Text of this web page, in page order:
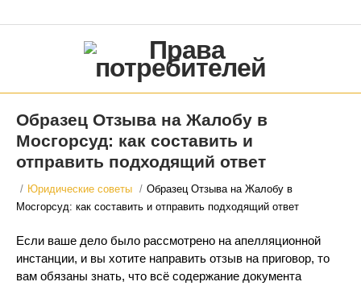
Образец Отзыва на Жалобу в
Мосгорсуд: как составить и
отправить подходящий ответ
/ Юридические советы / Образец Отзыва на Жалобу в
Мосгорсуд: как составить и отправить подходящий ответ
Если ваше дело было рассмотрено на апелляционной
инстанции, и вы хотите направить отзыв на приговор, то
вам обязаны знать, что всё содержание документа